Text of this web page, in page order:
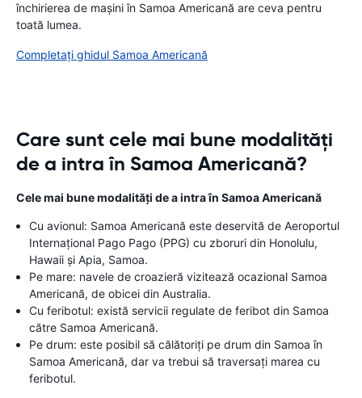
închirierea de mașini în Samoa Americană are ceva pentru
toată lumea.
Completați ghidul Samoa Americană
Care sunt cele mai bune modalități
de a intra în Samoa Americană?
Cele mai bune modalități de a intra în Samoa Americană
Cu avionul: Samoa Americană este deservită de Aeroportul
Internațional Pago Pago (PPG) cu zboruri din Honolulu,
Hawaii și Apia, Samoa.
Pe mare: navele de croazieră vizitează ocazional Samoa
Americană, de obicei din Australia.
Cu feribotul: există servicii regulate de feribot din Samoa
către Samoa Americană.
Pe drum: este posibil să călătoriți pe drum din Samoa în
Samoa Americană, dar va trebui să traversați marea cu
feribotul.